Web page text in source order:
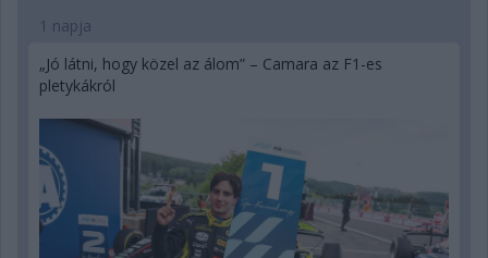
1 napja
„Jó látni, hogy közel az álom” – Camara az F1-es
pletykákról